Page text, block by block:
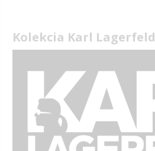
Kolekcia Karl Lagerfeld